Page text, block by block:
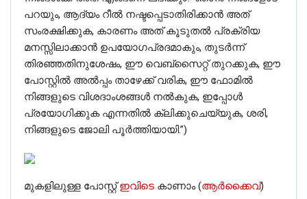
പറയും, ആദ്യം റീൽ നഷ്ടപ്പെടാതിരിക്കാൻ അത്
സംരക്ഷിക്കുക, കാരണം അത് കൂടുതൽ പ്രക്രിയ
മനസ്സിലാക്കാൻ ഉപയോഗപ്രദമാകും, തുടർന്ന്
തിരഞ്ഞതിനുശേഷം, ഈ വെബ്‌സൈറ്റ് തുറക്കുക, ഈ
പോസ്റ്റിൽ അൽപ്പം താഴേക്ക് വരിക, ഈ ഫോമിൽ
നിങ്ങളുടെ വിശദാംശങ്ങൾ നൽകുക, ഇപ്പോൾ
പ്രയോഗിക്കുക എന്നതിൽ ക്ലിക്കുചെയ്യുക, ശരി,
നിങ്ങളുടെ ജോലി പൂർത്തിയായി.”)
മുകളിലുള്ള പോസ്റ്റ്ഇവിടെ കാണാം (ആർക്കൈവ്)